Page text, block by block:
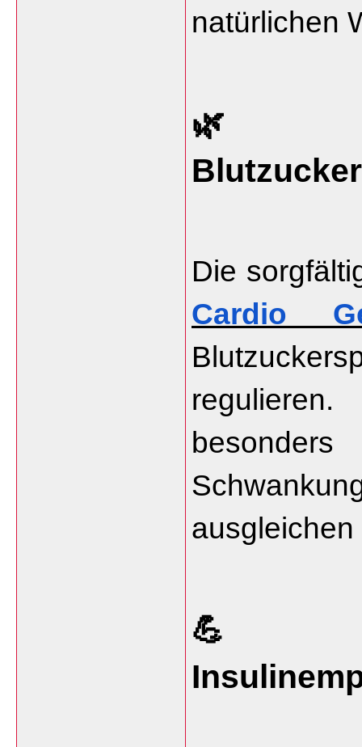
natürlichen
🌿
Cardio
💪